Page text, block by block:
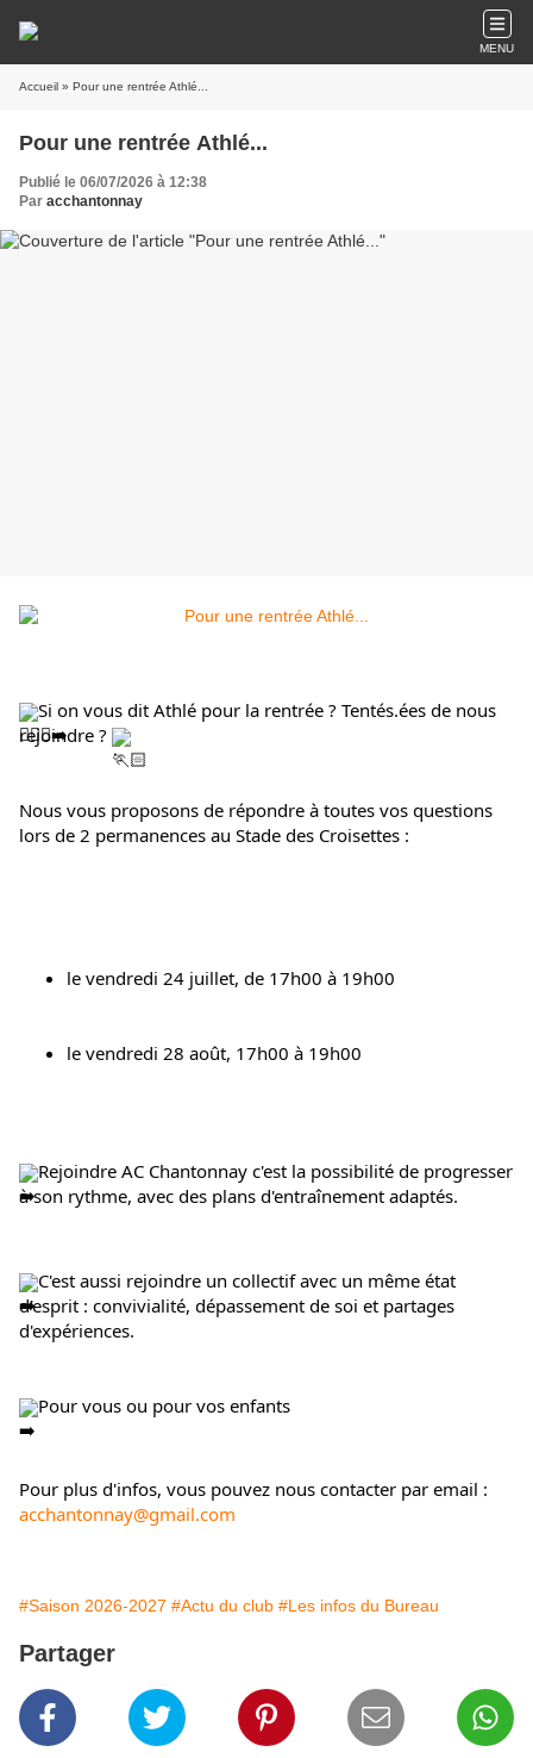
MENU
Accueil » Pour une rentrée Athlé...
Pour une rentrée Athlé...
Publié le 06/07/2026 à 12:38
Par acchantonnay
Si on vous dit Athlé pour la rentrée ? Tentés.ées de nous
rejoindre ?
Nous vous proposons de répondre à toutes vos questions
lors de 2 permanences au Stade des Croisettes :
le vendredi 24 juillet, de 17h00 à 19h00
le vendredi 28 août, 17h00 à 19h00
Rejoindre AC Chantonnay c'est la possibilité de progresser
à son rythme, avec des plans d'entraînement adaptés.
C'est aussi rejoindre un collectif avec un même état
d'esprit : convivialité, dépassement de soi et partages
d'expériences.
Pour vous ou pour vos enfants
acchantonnay@gmail.com
#Saison 2026-2027 #Actu du club #Les infos du Bureau
Partager